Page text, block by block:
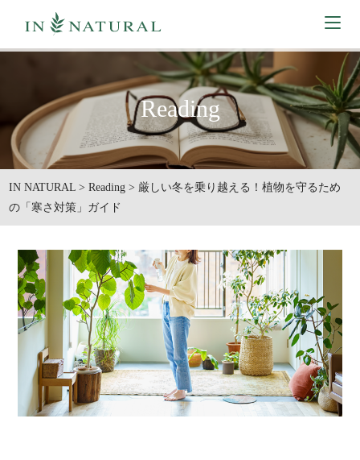
Reading
IN NATURAL >Reading > 厳しい冬を乗り越える！植物を守るため
の「寒さ対策」ガイド